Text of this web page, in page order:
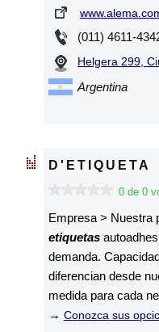
(011) 4611-
Helgera 299,
Argentina
D'ETIQUETA
0 de 0
Empresa > Nuestra
etiquetas
demanda.
diferencian desde
medida para cada
→ Conozca sus